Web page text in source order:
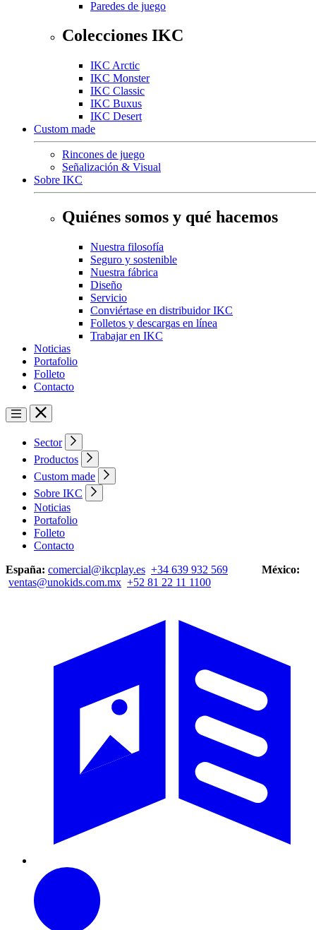
Paredes de juego
Colecciones IKC
IKC Arctic
IKC Monster
IKC Classic
IKC Buxus
IKC Desert
Custom made
Rincones de juego
Señalización & Visual
Sobre IKC
Quiénes somos y qué hacemos
Nuestra filosofía
Seguro y sostenible
Nuestra fábrica
Diseño
Servicio
Conviértase en distribuidor IKC
Folletos y descargas en línea
Trabajar en IKC
Noticias
Portafolio
Folleto
Contacto
Sector
Productos
Custom made
Sobre IKC
Noticias
Portafolio
Folleto
Contacto
España: comercial@ikcplay.es +34 639 932 569 México:
ventas@unokids.com.mx +52 81 22 11 1100